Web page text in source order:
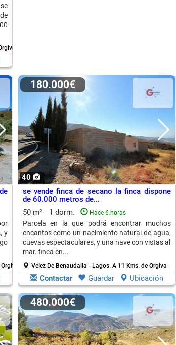
y
40
180.000€
se vende finca de secano la finca dispone
de 60.000 metros de...
50 m²
1 dorm. Hace 6 horas
Parcela en la que podrá encontrar muchos
encantos como un nacimiento natural de agua,
cuevas espectaculares, y una nave con vistas al
mar. finca en...
Velez De Benaudalla - Lagos. A 11 Kms. de Orgiva
Contactar Guardar Ubicación
480.000€